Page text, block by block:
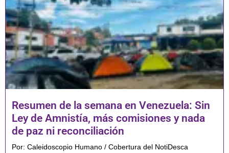
Resumen de la semana en Venezuela: Sin
Ley de Amnistía, más comisiones y nada
de paz ni reconciliación
Por: Caleidoscopio Humano / Cobertura del NotiDesca